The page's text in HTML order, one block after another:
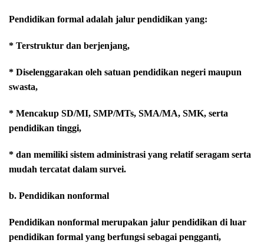
Pendidikan formal adalah jalur pendidikan yang:
* Terstruktur dan berjenjang,
* Diselenggarakan oleh satuan pendidikan negeri maupun
swasta,
* Mencakup SD/MI, SMP/MTs, SMA/MA, SMK, serta
pendidikan tinggi,
* dan memiliki sistem administrasi yang relatif seragam serta
mudah tercatat dalam survei.
b. Pendidikan nonformal
Pendidikan nonformal merupakan jalur pendidikan di luar
pendidikan formal yang berfungsi sebagai pengganti,